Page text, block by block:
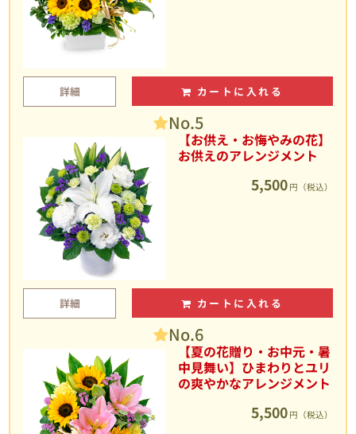
詳細 カートに入れる
No.5
【お供え・お悔やみの花】
お供えのアレンジメント
5,500 円（税込）
詳細 カートに入れる
No.6
【夏の花贈り・お中元・暑
中見舞い】ひまわりとユリ
の爽やかなアレンジメント
5,500 円（税込）